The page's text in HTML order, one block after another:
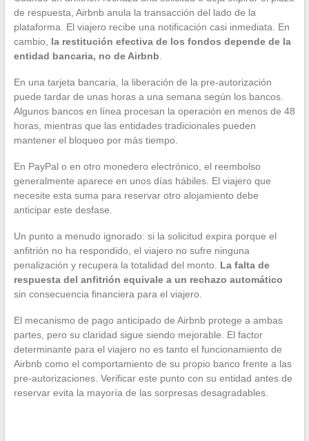
de respuesta, Airbnb anula la transacción del lado de la
plataforma. El viajero recibe una notificación casi inmediata. En
cambio, la restitución efectiva de los fondos depende de la
entidad bancaria, no de Airbnb.
En una tarjeta bancaria, la liberación de la pre-autorización
puede tardar de unas horas a una semana según los bancos.
Algunos bancos en línea procesan la operación en menos de 48
horas, mientras que las entidades tradicionales pueden
mantener el bloqueo por más tiempo.
En PayPal o en otro monedero electrónico, el reembolso
generalmente aparece en unos días hábiles. El viajero que
necesite esta suma para reservar otro alojamiento debe
anticipar este desfase.
Un punto a menudo ignorado: si la solicitud expira porque el
anfitrión no ha respondido, el viajero no sufre ninguna
penalización y recupera la totalidad del monto. La falta de
respuesta del anfitrión equivale a un rechazo automático
sin consecuencia financiera para el viajero.
El mecanismo de pago anticipado de Airbnb protege a ambas
partes, pero su claridad sigue siendo mejorable. El factor
determinante para el viajero no es tanto el funcionamiento de
Airbnb como el comportamiento de su propio banco frente a las
pre-autorizaciones. Verificar este punto con su entidad antes de
reservar evita la mayoría de las sorpresas desagradables.